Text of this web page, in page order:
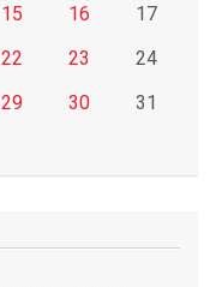
15 16
17
22 23
24
29 30
31